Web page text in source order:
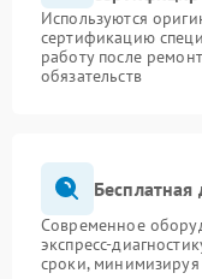
Используются
сертификацию
работу после
обязательств
Современное
экспресс-
сроки, минимизируя